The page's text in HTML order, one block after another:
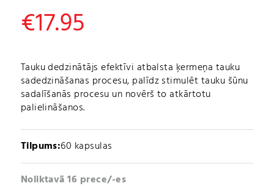
€17.95
Tauku dedzinātājs efektīvi atbalsta ķermeņa tauku
sadedzināšanas procesu, palīdz stimulēt tauku šūnu
sadalīšanās procesu un novērš to atkārtotu
palielināšanos.
Tilpums:60 kapsulas
Noliktavā 16 prece/-es